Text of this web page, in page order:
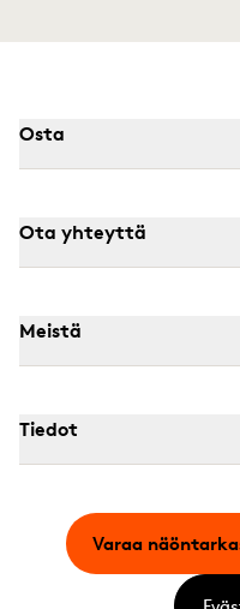
Osta
Ota yhteyttä
Meistä
Tiedot
Varaa